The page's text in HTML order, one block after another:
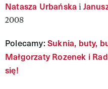
Natasza Urbańska i
2008
Polecamy: Suknia, buty,
Małgorzaty Rozenek i
się!